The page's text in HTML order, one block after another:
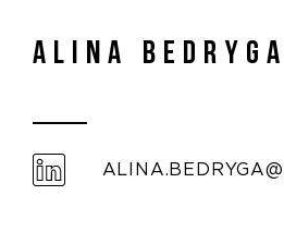
Alina Bedryga